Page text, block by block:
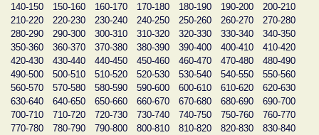
140-150
150-160 160-170 170-180 180-190 190-200
200-210
210-220
220-230 230-240 240-250 250-260 260-270
270-280
280-290
290-300 300-310 310-320 320-330 330-340
340-350
350-360
360-370 370-380 380-390 390-400 400-410
410-420
420-430
430-440 440-450 450-460 460-470 470-480
480-490
490-500
500-510 510-520 520-530 530-540 540-550
550-560
560-570
570-580 580-590 590-600 600-610 610-620
620-630
630-640
640-650 650-660 660-670 670-680 680-690
690-700
700-710
710-720 720-730 730-740 740-750 750-760
760-770
770-780
780-790 790-800 800-810 810-820 820-830
830-840